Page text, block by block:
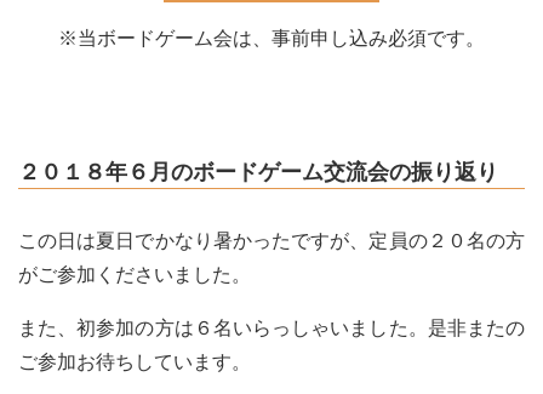
※当ボードゲーム会は、事前申し込み必須です。
２０１８年６月のボードゲーム交流会の振り返り
この日は夏日でかなり暑かったですが、定員の２０名の方
がご参加くださいました。
また、初参加の方は６名いらっしゃいました。是非またの
ご参加お待ちしています。